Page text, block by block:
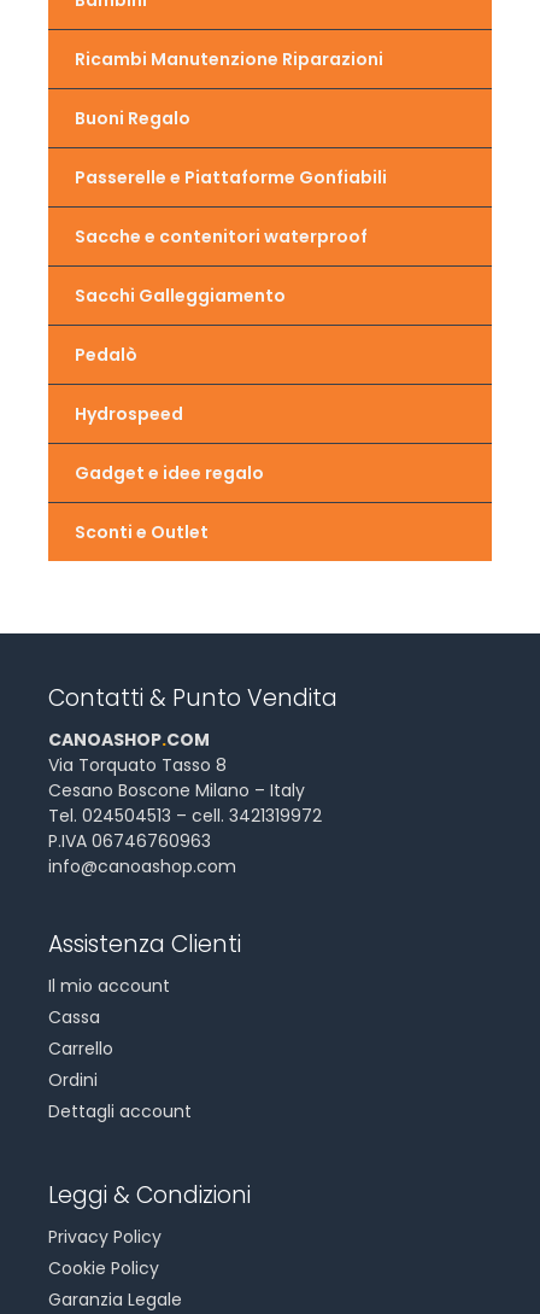
Ricambi Manutenzione Riparazioni
Buoni Regalo
Passerelle e Piattaforme Gonfiabili
Sacche e contenitori waterproof
Sacchi Galleggiamento
Pedalò
Hydrospeed
Gadget e idee regalo
Sconti e Outlet
Contatti & Punto Vendita
CANOASHOP.COM
Via Torquato Tasso 8
Cesano Boscone Milano – Italy
Tel. 024504513 – cell. 3421319972
P.IVA 06746760963
info@canoashop.com
Assistenza Clienti
Il mio account
Cassa
Carrello
Ordini
Dettagli account
Leggi & Condizioni
Privacy Policy
Cookie Policy
Garanzia Legale